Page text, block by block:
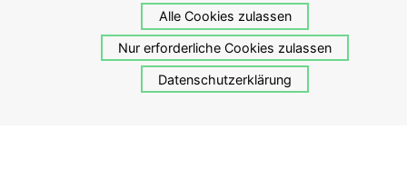
oft neue Einstiegsmöglichkeiten. Es bleibt abzuwarten,
ob der Winter die Börsen wieder in ruhigere Fahrwasser
Alle Cookies zulassen
Nur erforderliche Cookies zulassen
Datenschutzerklärung